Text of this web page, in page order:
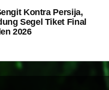
Kontra Persija,
Segel Tiket Final
2026